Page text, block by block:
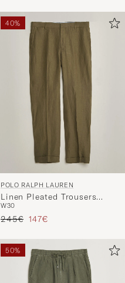
40%
POLO RALPH LAUREN
Linen Pleated Trousers
Basic Olive
W30
Regulärer Preis
245€ Reduzierter Preis
147€
50%